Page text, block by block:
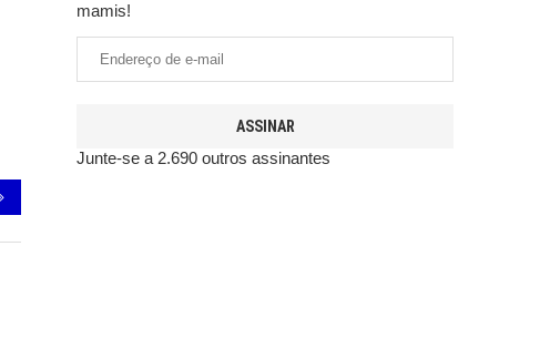
mamis!
ASSINAR
Junte-se a 2.690 outros assinantes